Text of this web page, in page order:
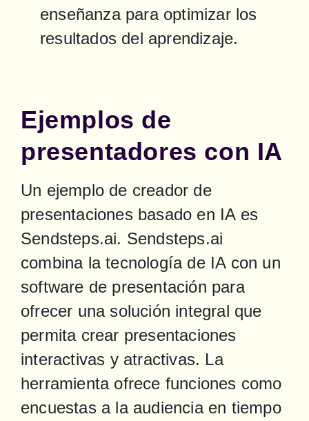
enseñanza para optimizar los
resultados del aprendizaje.
Ejemplos de
presentadores con IA
Un ejemplo de creador de
presentaciones basado en IA es
Sendsteps.ai. Sendsteps.ai
combina la tecnología de IA con un
software de presentación para
ofrecer una solución integral que
permita crear presentaciones
interactivas y atractivas. La
herramienta ofrece funciones como
encuestas a la audiencia en tiempo